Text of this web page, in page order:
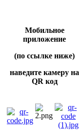
Мобильное
приложение
(по ссылке ниже)
наведите камеру на
QR код